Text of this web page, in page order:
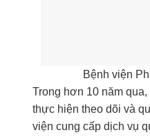
Bệnh viện
Trong hơn 10 năm
thực hiện theo dõi và
viện cung cấp dịch vụ